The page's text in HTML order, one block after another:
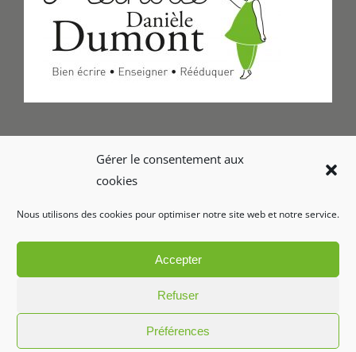
Gérer le consentement aux
cookies
Nous utilisons des cookies pour optimiser notre site web et notre service.
Accepter
Refuser
Préférences
Formulaire de Contact